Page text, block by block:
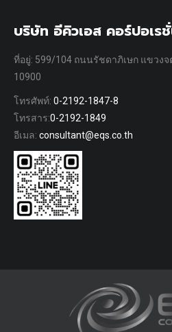
บริษัท อีคิวเอส คอร์ปอเร
ที่อยู่: 599/104 ถนนรัชดาภิเษก แขวงจ
10900
โทรศัพท์: 0-2192-1847-8
โทรสาร:0-2192-1849
อีเมล: consultant@eqs.co.th